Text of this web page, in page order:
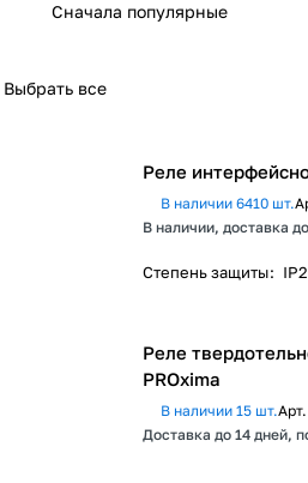
Сначала популярные
Выбрать все
Реле
В наличии 6410 шт.
В наличии, доставка
Степень защиты:
Реле
PROxima
В наличии 15 шт.Арт.
Доставка до 14 дней,